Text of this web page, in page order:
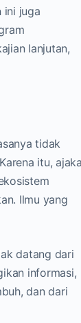
ini juga
lanjutan,
tidak
itu,
Ilmu yang
datang dari
informasi,
dan dari